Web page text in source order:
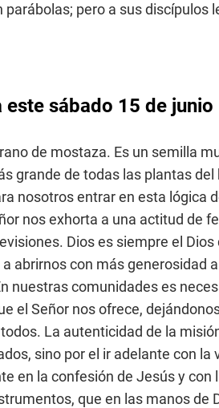
pero a sus discípulos
sábado 15 de junio
de mostaza. Es un semilla
grande de todas las plantas
nosotros entrar en esta lógica
nos exhorta a una actitud de
Dios es siempre el Dios
abrirnos con más generosidad
nuestras comunidades es
el Señor nos ofrece,
La autenticidad de la
sino por el ir adelante con la
en la confesión de Jesús y con
que en las manos de